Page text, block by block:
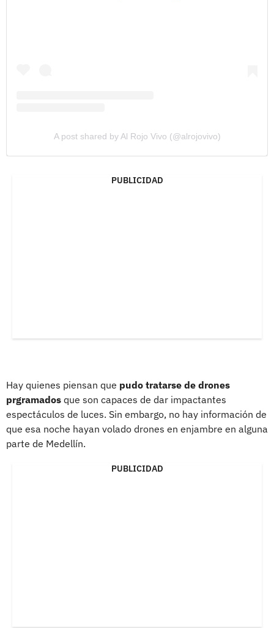
A post shared by Al Rojo Vivo (@alrojovivo)
PUBLICIDAD
Hay quienes piensan que pudo tratarse de drones
prgramados que son capaces de dar impactantes
espectáculos de luces. Sin embargo, no hay información de
que esa noche hayan volado drones en enjambre en alguna
parte de Medellín.
PUBLICIDAD